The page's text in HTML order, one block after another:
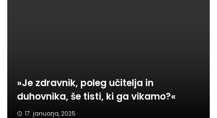
»Je zdravnik, poleg učitelja in
duhovnika, še tisti, ki ga vikamo?«
17. januarja, 2025